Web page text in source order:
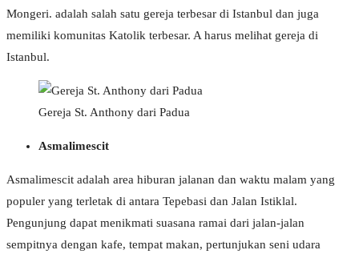
Mongeri. adalah salah satu gereja terbesar di Istanbul dan juga
memiliki komunitas Katolik terbesar. A harus melihat gereja di
Istanbul.
Gereja St. Anthony dari Padua
Asmalimescit
Asmalimescit adalah area hiburan jalanan dan waktu malam yang
populer yang terletak di antara Tepebasi dan Jalan Istiklal.
Pengunjung dapat menikmati suasana ramai dari jalan-jalan
sempitnya dengan kafe, tempat makan, pertunjukan seni udara